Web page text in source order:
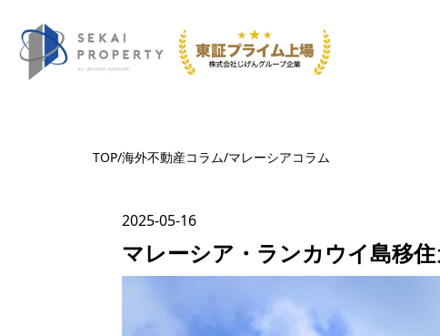
TOP/海外不動産コラム/マレーシアコラム
2025-05-16
マレーシア・ランカウイ島移